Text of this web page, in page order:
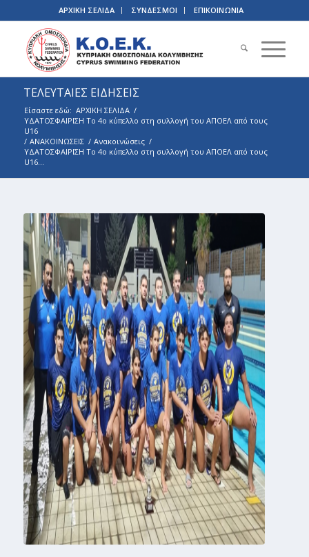
ΑΡΧΙΚΗ ΣΕΛΙΔΑ ΣΥΝΔΕΣΜΟΙ ΕΠΙΚΟΙΝΩΝΙΑ
ΤΕΛΕΥΤΑΙΕΣ ΕΙΔΗΣΕΙΣ
Είσαστε εδώ: ΑΡΧΙΚΗ ΣΕΛΙΔΑ /
ΥΔΑΤΟΣΦΑΙΡΙΣΗ Το 4ο κύπελλο στη συλλογή του ΑΠΟΕΛ από τους
U16
/ ΑΝΑΚΟΙΝΩΣΕΙΣ / Ανακοινώσεις /
ΥΔΑΤΟΣΦΑΙΡΙΣΗ Το 4ο κύπελλο στη συλλογή του ΑΠΟΕΛ από τους
U16...